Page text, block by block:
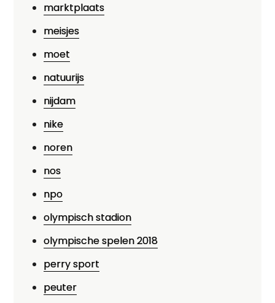
marktplaats
meisjes
moet
natuurijs
nijdam
nike
noren
nos
npo
olympisch stadion
olympische spelen 2018
perry sport
peuter